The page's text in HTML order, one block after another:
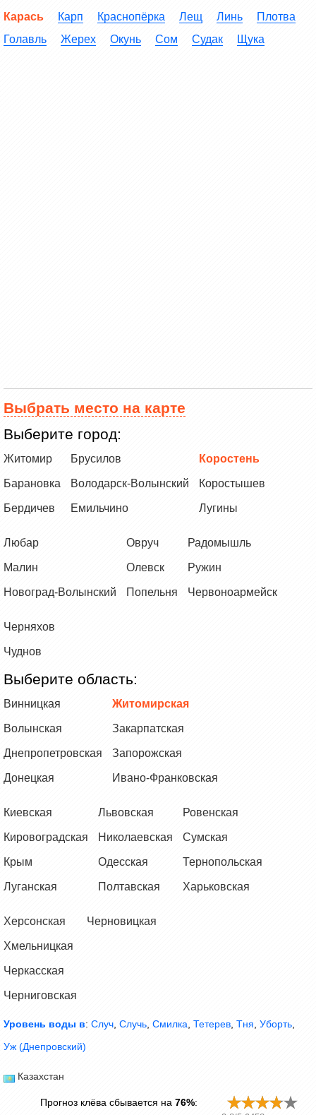
Карась Карп Краснопёрка Лещ Линь
Плотва
Голавль
Жерех Окунь Сом Судак Щука
Выбрать место на карте
Выберите город:
Житомир
Барановка
Бердичев
Брусилов
Володарск-Волынский
Емильчино
Коростень
Коростышев
Лугины
Любар
Малин
Новоград-Волынский
Овруч
Олевск
Попельня
Радомышль
Ружин
Червоноармейск
Черняхов
Чуднов
Выберите область:
Винницкая
Волынская
Днепропетровская
Донецкая
Житомирская
Закарпатская
Запорожская
Ивано-Франковская
Киевская
Кировоградская
Крым
Луганская
Львовская
Николаевская
Одесская
Полтавская
Ровенская
Сумская
Тернопольская
Харьковская
Херсонская
Хмельницкая
Черкасская
Черниговская
Черновицкая
Уровень воды в: Случ Случь Смилка Тетерев Тня Уборть
Уж (Днепровский)
Казахстан
Прогноз клёва сбывается на 76%: